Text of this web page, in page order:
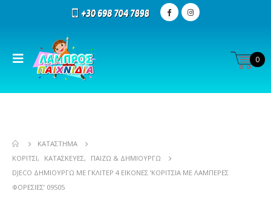
0
ΚΑΤΆΣΤΗΜΑ
ΚΟΡΊΤΣΙ, ΚΑΤΑΣΚΕΥΈΣ,
ΠΑΊΖΩ & ΔΗΜΙΟΥΡΓΏ
DJECO ΔΗΜΙΟΥΡΓΏ ΜΕ ΓΚΛΊΤΕΡ 4 ΕΙΚΌΝΕΣ ‘ΚΟΡΊΤΣΙΑ ΜΕ ΛΑΜΠΕΡΈΣ
ΦΟΡΕΣΙΈΣ’ 09505